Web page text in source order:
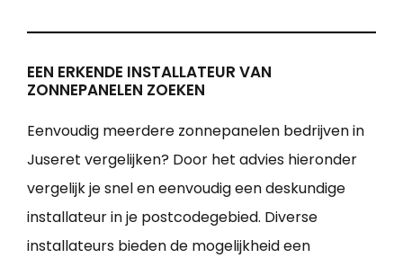
EEN ERKENDE INSTALLATEUR VAN
ZONNEPANELEN ZOEKEN
Eenvoudig meerdere zonnepanelen bedrijven in
Juseret vergelijken? Door het advies hieronder
vergelijk je snel en eenvoudig een deskundige
installateur in je postcodegebied. Diverse
installateurs bieden de mogelijkheid een